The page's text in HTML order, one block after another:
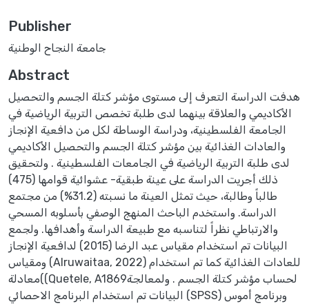
Publisher
جامعة النجاح الوطنية
Abstract
هدفت الدراسة التعرف إلى مستوى مؤشر كتلة الجسم والتحصيل
الأكاديمي والعلاقة بينهما لدى طلبة تخصص التربية الرياضية في
الجامعة الفلسطينية، ودراسة الوساطة لكل من دافعية الإنجاز
والعادات الغذائية بين مؤشر كتلة الجسم والتحصيل الأكاديمي
لدى طلبة التربية الرياضية في الجامعات الفلسطينية . ولتحقيق
ذلك أجريت الدراسة على عينة طبقية- عشوائية قوامها (475)
طالباً وطالبة، حيث تمثل العينة ما نسبته (31.2%) من مجتمع
الدراسة. واستخدم الباحث المنهج الوصفي بأسلوبه المسحي
والارتباطي نظراً لتناسبه مع طبيعة الدراسة وأهدافها. ولجمع
البيانات تم استخدام مقياس عبد الرضا (2015) لدافعية الإنجاز
ومقياس (Alruwaitaa, 2022) للعادات الغذائية كما تم استخدام
معادلة((Quetele, A1869لحساب مؤشر كتلة الجسم . ولمعالجة
البيانات تم استخدام البرنامج الاحصائي (SPSS) وبرنامج أموس